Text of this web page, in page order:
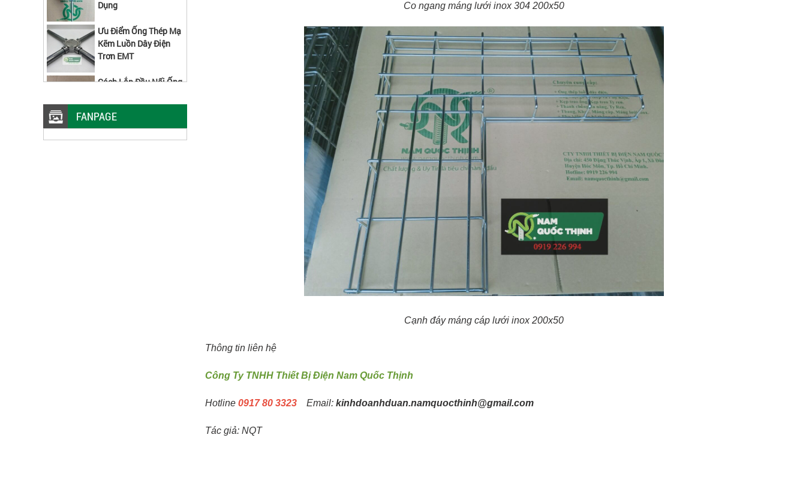
Ưu Điểm Ống Thép Mạ
Kẽm Luồn Dây Điện
Trơn EMT
Cách Lắp Đầu Nối Ống
Ruột Gà Kẽm
Máng Lưới Inox 304
Đáy Kiểu Mới
FANPAGE
Co ngang máng lưới inox 304 200x50
Cạnh đáy máng cáp lưới inox 200x50
Thông tin liên hệ
Công Ty TNHH Thiết Bị Điện Nam Quốc Thịnh
Hotline 0917 80 3323 Email: kinhdoanhduan.namquocthinh@gmail.com
Tác giả: NQT